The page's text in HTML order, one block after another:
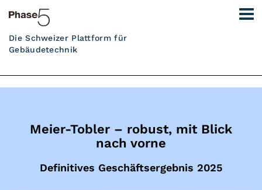
Die Schweizer Plattform für
Gebäudetechnik
Meier-Tobler – robust, mit Blick
nach vorne
Definitives Geschäftsergebnis 2025